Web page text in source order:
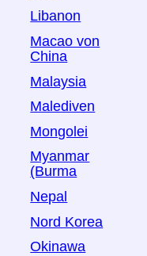
Libanon
Macao von
China
Malaysia
Malediven
Mongolei
Myanmar
(Burma
Nepal
Nord Korea
Okinawa